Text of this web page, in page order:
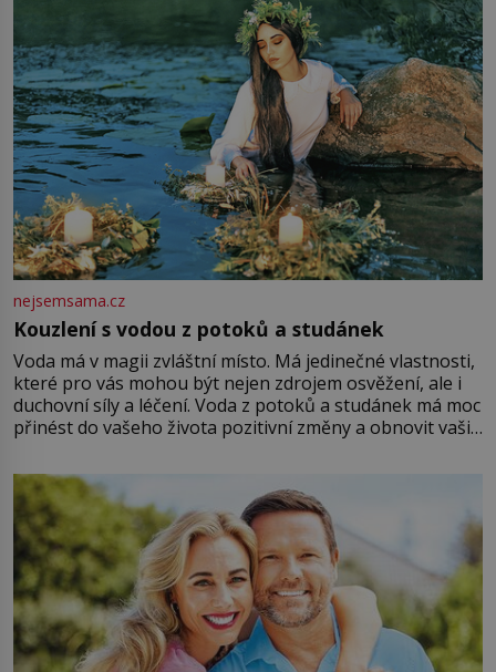
nejsemsama.cz
Kouzlení s vodou z potoků a studánek
Voda má v magii zvláštní místo. Má jedinečné vlastnosti,
které pro vás mohou být nejen zdrojem osvěžení, ale i
duchovní síly a léčení. Voda z potoků a studánek má moc
přinést do vašeho života pozitivní změny a obnovit vaši
můžete obohatit své rituály a přinést do svého života
větší harmonii a klid. Je důležité